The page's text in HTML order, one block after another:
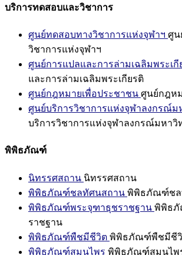
บริการทดสอบและวิชาการ
ศูนย์ทดสอบทางวิชาการแห่งจุฬาฯ ศูน
วิชาการแห่งจุฬาฯ
ศูนย์การแปลและการล่ามเฉลิมพระเกี
และการล่ามเฉลิมพระเกียรติ
ศูนย์กฎหมายเพื่อประชาชน ศูนย์กฎห
ศูนย์บริการวิชาการแห่งจุฬาลงกรณ์ม
บริการวิชาการแห่งจุฬาลงกรณ์มหาวิ
พิพิธภัณฑ์
นิทรรศสถาน นิทรรศสถาน
พิพิธภัณฑ์ชลทัศนสถาน พิพิธภัณฑ์ชล
พิพิธภัณฑ์พระจุฑาธุชราชฐาน พิพิธภั
ราชฐาน
พิพิธภัณฑ์พืชมีชีวิต พิพิธภัณฑ์พืชมีชี
พิพิธภัณฑ์สมุนไพร พิพิธภัณฑ์สมุนไพ